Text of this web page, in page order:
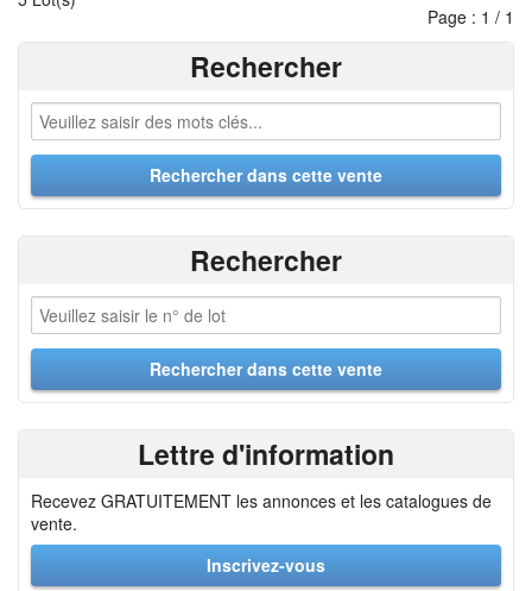
Page : 1 / 1
Rechercher
Rechercher
Lettre d'information
Recevez GRATUITEMENT les annonces et les catalogues de
vente.
Inscrivez-vous